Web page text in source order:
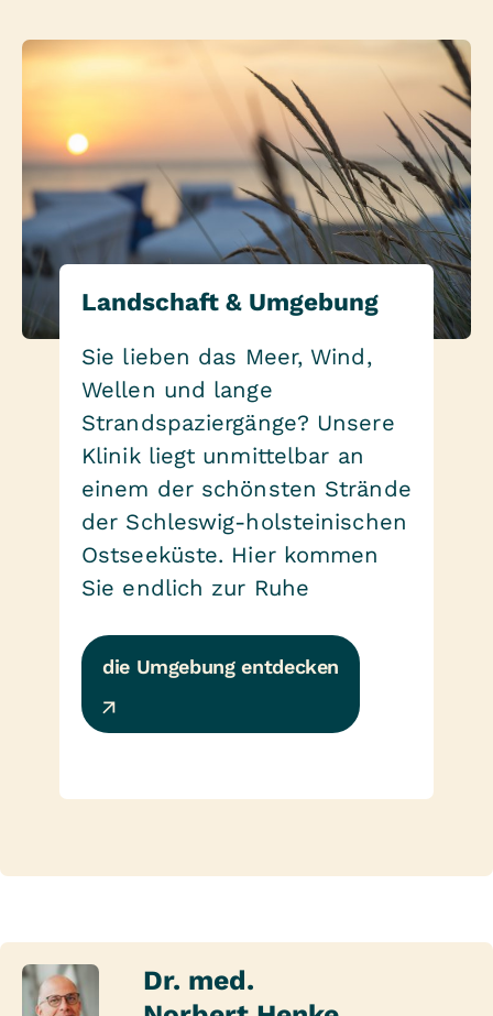
Landschaft & Umgebung
Sie lieben das Meer, Wind,
Wellen und lange
Strandspaziergänge? Unsere
Klinik liegt unmittelbar an
einem der schönsten Strände
der Schleswig-holsteinischen
Ostseeküste. Hier kommen
Sie endlich zur Ruhe
die Umgebung entdecken
Dr. med.